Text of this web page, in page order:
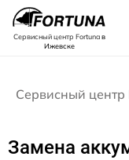
Сервисный центр Fortunaв
Ижевске
Сервисный центр
Замена